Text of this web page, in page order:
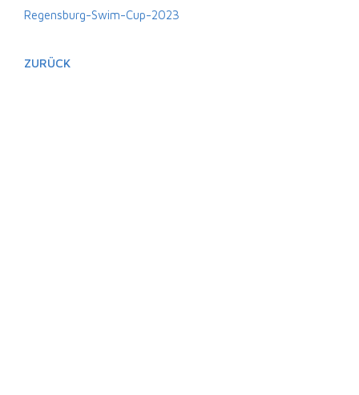
Regensburg-Swim-Cup-2023
ZURÜCK